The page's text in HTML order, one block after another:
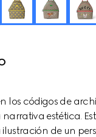
los códigos de
narrativa estética.
de un